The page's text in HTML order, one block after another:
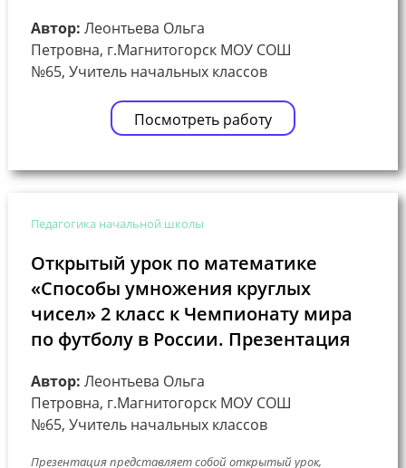
Автор: Леонтьева Ольга
Петровна, г.Магнитогорск МОУ СОШ
№65, Учитель начальных классов
Посмотреть работу
Педагогика начальной школы
Открытый урок по математике
«Способы умножения круглых
чисел» 2 класс к Чемпионату мира
по футболу в России. Презентация
Автор: Леонтьева Ольга
Петровна, г.Магнитогорск МОУ СОШ
№65, Учитель начальных классов
Презентация представляет собой открытый урок,